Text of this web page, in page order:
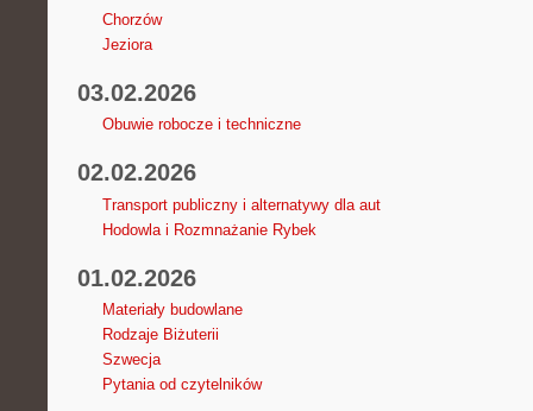
Chorzów
Jeziora
03.02.2026
Obuwie robocze i techniczne
02.02.2026
Transport publiczny i alternatywy dla aut
Hodowla i Rozmnażanie Rybek
01.02.2026
Materiały budowlane
Rodzaje Biżuterii
Szwecja
Pytania od czytelników